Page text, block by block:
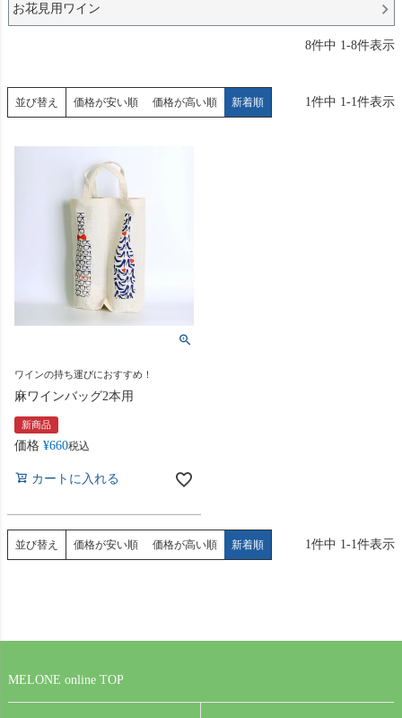
お花見用ワイン
8件中 1-8件表示
並び替え 価格が安い順 価格が高い順 新着順 1件中 1-1件表示
ワインの持ち運びにおすすめ！
麻ワインバッグ2本用
新商品
価格 ¥660税込
カートに入れる
並び替え 価格が安い順 価格が高い順 新着順 1件中 1-1件表示
MELONE online TOP